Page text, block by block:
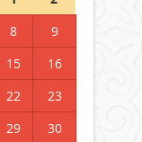
8
9
15
16
22
23
29
30